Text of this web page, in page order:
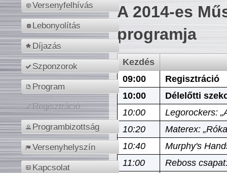
Versenyfelhívás
Lebonyolítás
Díjazás
Szponzorok
Program
Regisztráció
Programbizottság
Versenyhelyszín
Kapcsolat
A 2014-es
programja
Kezdés
09:00
Regisztráció
10:00
Délelőtti
10:00
Legorockers:
10:20
Materex:
10:40
Murphy's
11:00
Reboss